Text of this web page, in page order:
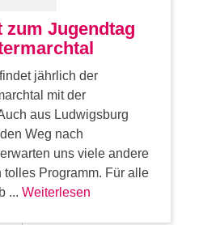
Jugendtag
jährlich der
mit der
aus Ludwigsburg
Weg nach
uns viele andere
Programm. Für alle
...Weiterlesen